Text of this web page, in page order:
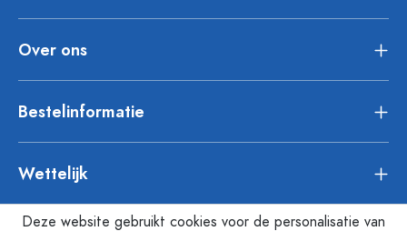
Over ons
Bestelinformatie
Wettelijk
Deze website gebruikt cookies voor de personalisatie van